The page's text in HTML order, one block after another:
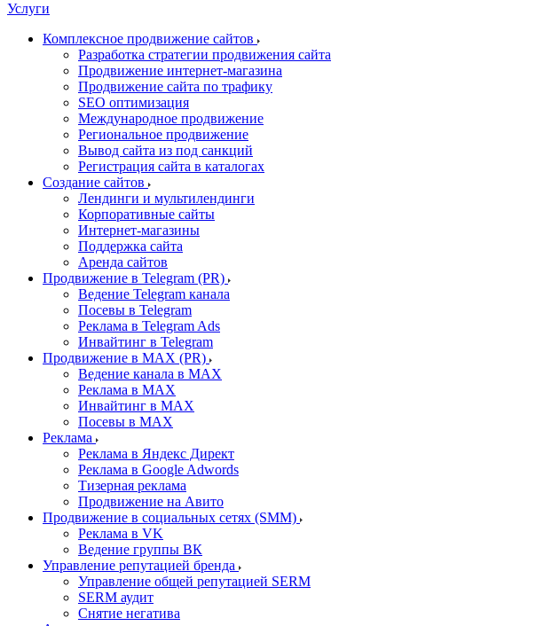
Услуги
Комплексное продвижение сайтов
Разработка стратегии продвижения сайта
Продвижение интернет-магазина
Продвижение сайта по трафику
SEO оптимизация
Международное продвижение
Региональное продвижение
Вывод сайта из под санкций
Регистрация сайта в каталогах
Создание сайтов
Лендинги и мультилендинги
Корпоративные сайты
Интернет-магазины
Поддержка сайта
Аренда сайтов
Продвижение в Telegram (PR)
Ведение Telegram канала
Посевы в Telegram
Реклама в Telegram Ads
Инвайтинг в Telegram
Продвижение в MAX (PR)
Ведение канала в MAX
Реклама в MAX
Инвайтинг в MAX
Посевы в MAX
Реклама
Реклама в Яндекс Директ
Реклама в Google Adwords
Тизерная реклама
Продвижение на Авито
Продвижение в социальных сетях (SMM)
Реклама в VK
Ведение группы ВК
Управление репутацией бренда
Управление общей репутацией SERM
SERM аудит
Снятие негатива